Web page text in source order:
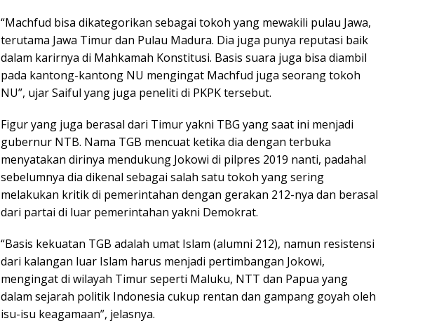
“Machfud bisa dikategorikan sebagai tokoh yang mewakili pulau Jawa,
terutama Jawa Timur dan Pulau Madura. Dia juga punya reputasi baik
dalam karirnya di Mahkamah Konstitusi. Basis suara juga bisa diambil
pada kantong-kantong NU mengingat Machfud juga seorang tokoh
NU”, ujar Saiful yang juga peneliti di PKPK tersebut.
Figur yang juga berasal dari Timur yakni TBG yang saat ini menjadi
gubernur NTB. Nama TGB mencuat ketika dia dengan terbuka
menyatakan dirinya mendukung Jokowi di pilpres 2019 nanti, padahal
sebelumnya dia dikenal sebagai salah satu tokoh yang sering
melakukan kritik di pemerintahan dengan gerakan 212-nya dan berasal
dari partai di luar pemerintahan yakni Demokrat.
“Basis kekuatan TGB adalah umat Islam (alumni 212), namun resistensi
dari kalangan luar Islam harus menjadi pertimbangan Jokowi,
mengingat di wilayah Timur seperti Maluku, NTT dan Papua yang
dalam sejarah politik Indonesia cukup rentan dan gampang goyah oleh
isu-isu keagamaan”, jelasnya.